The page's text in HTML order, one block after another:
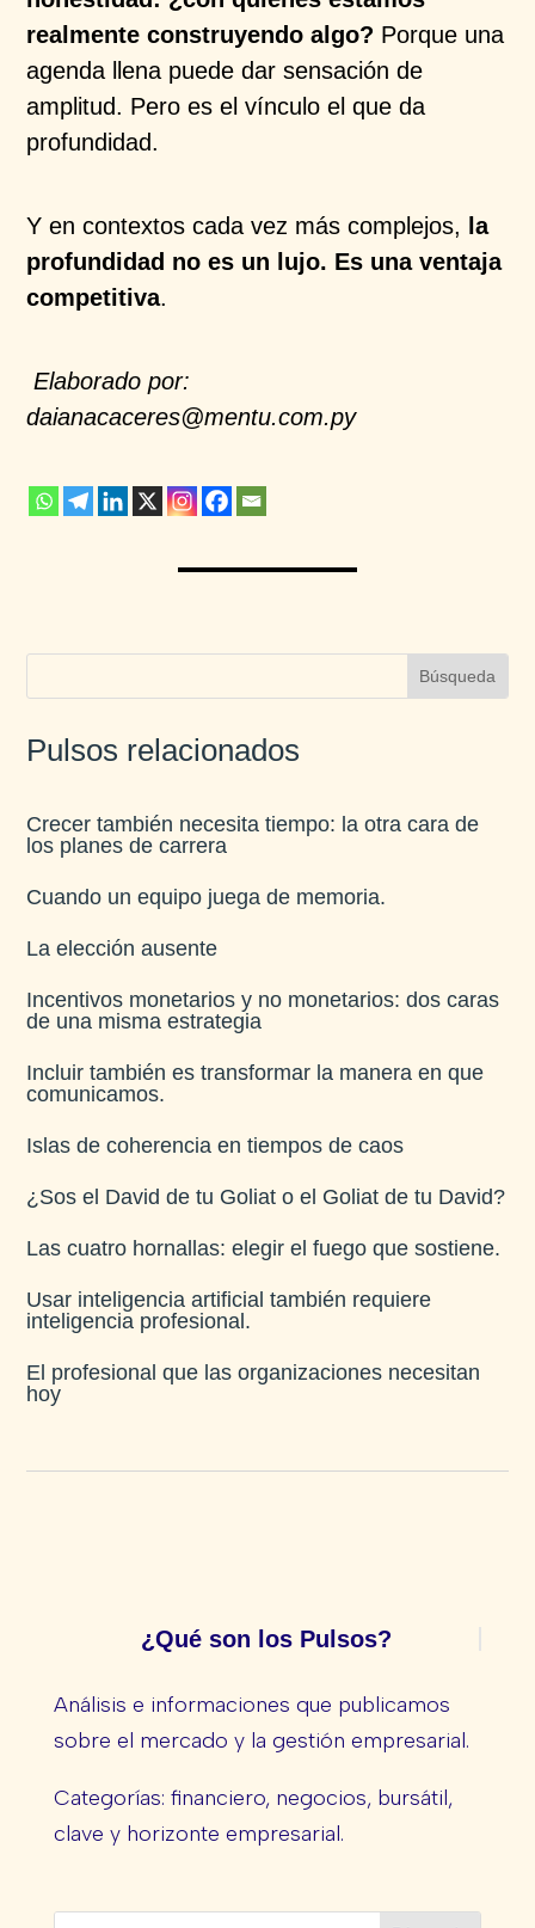
realmente construyendo algo? Porque una
agenda llena puede dar sensación de
amplitud. Pero es el vínculo el que da
profundidad.
Y en contextos cada vez más complejos, la
profundidad no es un lujo. Es una ventaja
competitiva.
Elaborado por:
daianacaceres@mentu.com.py
Pulsos relacionados
Crecer también necesita tiempo: la otra cara de
los planes de carrera
Cuando un equipo juega de memoria.
La elección ausente
Incentivos monetarios y no monetarios: dos caras
de una misma estrategia
Incluir también es transformar la manera en que
comunicamos.
Islas de coherencia en tiempos de caos
¿Sos el David de tu Goliat o el Goliat de tu David?
Las cuatro hornallas: elegir el fuego que sostiene.
Usar inteligencia artificial también requiere
inteligencia profesional.
El profesional que las organizaciones necesitan
hoy
¿Qué son los Pulsos?
Análisis e informaciones que publicamos
sobre el mercado y la gestión empresarial.
Categorías: financiero, negocios, bursátil,
clave y horizonte empresarial.